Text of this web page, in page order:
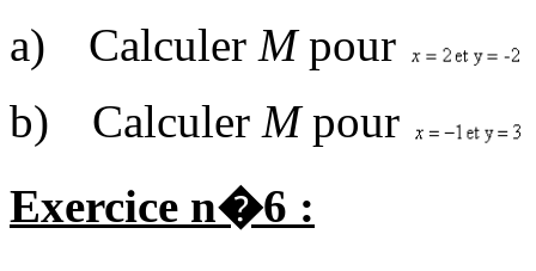
a)
Calculer Mpour
b)
Calculer Mpour
Exercice n�6 :